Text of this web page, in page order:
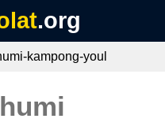
.org
kampong-youl